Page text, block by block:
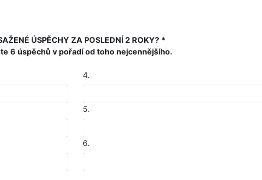
ÚSPĚCHY ZA POSLEDNÍ 2 ROKY? *
6 úspěchů v pořadí od toho nejcennějšího.
4.
5.
6.